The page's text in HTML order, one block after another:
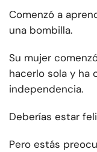
Comenzó a
una bombilla.
Su mujer
hacerlo sola y ha
independencia.
Deberías estar
Pero estás